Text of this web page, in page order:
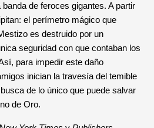
de feroces gigantes. A partir
el perímetro mágico que
es destruido por un
seguridad con que contaban los
para impedir este daño
inician la travesía del temible
de lo único que puede salvar
de Oro.